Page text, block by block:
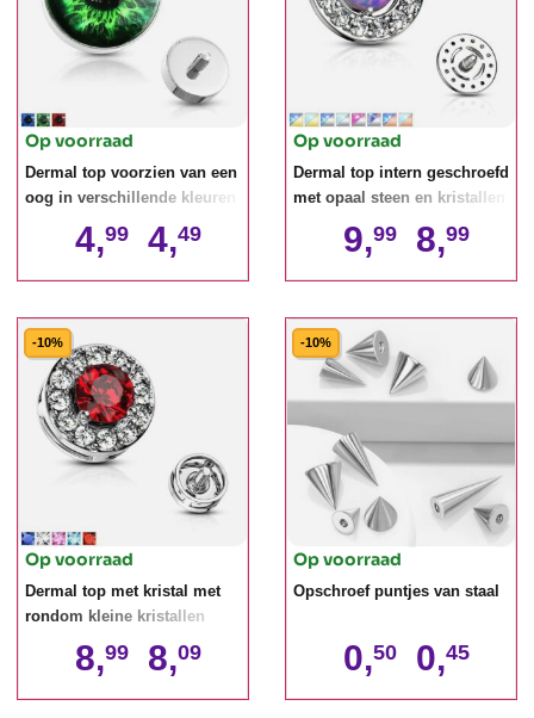
Op voorraad
Dermal top voorzien van een
oog in verschillende kleuren
4,99 4,49
Op voorraad
Dermal top intern geschroefd
met opaal steen en kristallen
9,99 8,99
-10%
Op voorraad
Dermal top met kristal met
rondom kleine kristallen
8,99 8,09
-10%
Op voorraad
Opschroef puntjes van staal
0,50 0,45